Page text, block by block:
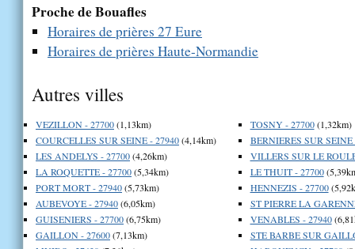
Proche de Bouafles
Horaires de prières 27 Eure
Horaires de prières Haute-Normandie
Autres villes
VEZILLON - 27700(1,13km)
COURCELLES SUR SEINE - 27940(4,14km)
LES ANDELYS - 27700(4,26km)
LA ROQUETTE - 27700(5,34km)
PORT MORT - 27940(5,73km)
AUBEVOYE - 27940(6,05km)
GUISENIERS - 27700(6,75km)
GAILLON - 27600(7,13km)
TOSNY - 27700(1,32km)
BERNIERES SUR SEINE
VILLERS SUR LE
LE THUIT - 27700
HENNEZIS - 27700
ST PIERRE LA
VENABLES - 27940
STE BARBE SUR